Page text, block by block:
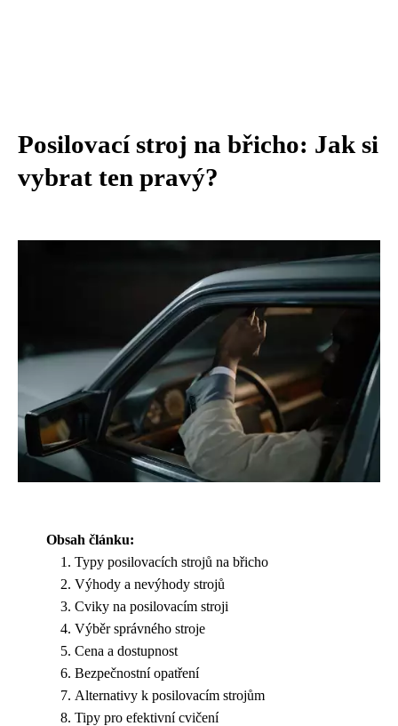
Posilovací stroj na břicho: Jak si
vybrat ten pravý?
Obsah článku:
Typy posilovacích strojů na břicho
Výhody a nevýhody strojů
Cviky na posilovacím stroji
Výběr správného stroje
Cena a dostupnost
Bezpečnostní opatření
Alternativy k posilovacím strojům
Tipy pro efektivní cvičení